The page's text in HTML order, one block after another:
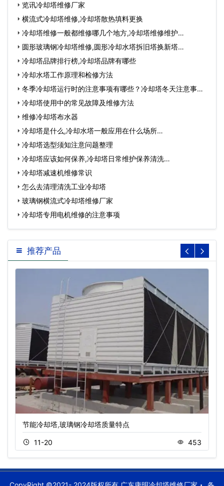
览讯冷却塔维修厂家
横流式冷却塔维修,冷却塔散热填料更换
冷却塔维修一般都维修哪几个地方,冷却塔维修维护…
圆形玻璃钢冷却塔维修,圆形冷却水塔拆旧塔换新塔…
冷却塔品牌排行榜,冷却塔品牌有哪些
冷却水塔工作原理和检修方法
冬季冷却塔运行时的注意事项有哪些？冷却塔冬天注意事
项…冷却塔使用中的常见故障及维修方法
维修冷却塔布水器
冷却塔是什么,冷却水塔一般应用在什么场所…
冷却塔选型须知注意问题整理
冷却塔应该如何保养,冷却塔日常维护保养清洗…
冷却塔减速机维修常识
怎么去清理清洗工业冷却塔
玻璃钢横流式冷却塔维修厂家
冷却塔专用电机维修的注意事项
推荐产品
节能冷却塔,玻璃钢冷却塔质量特点
11-20 453